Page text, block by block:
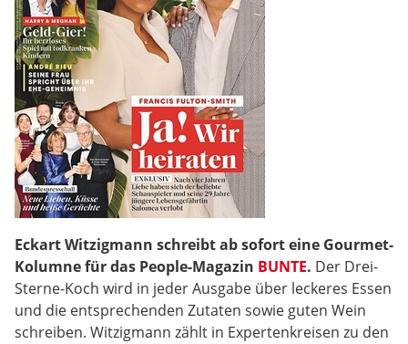
Eckart Witzigmann schreibt ab sofort eine Gourmet-
Kolumne für das People-Magazin BUNTE. Der Drei-
Sterne-Koch wird in jeder Ausgabe über leckeres Essen
und die entsprechenden Zutaten sowie guten Wein
schreiben. Witzigmann zählt in Expertenkreisen zu den